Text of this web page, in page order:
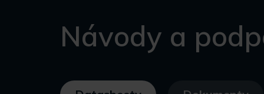
Návody a